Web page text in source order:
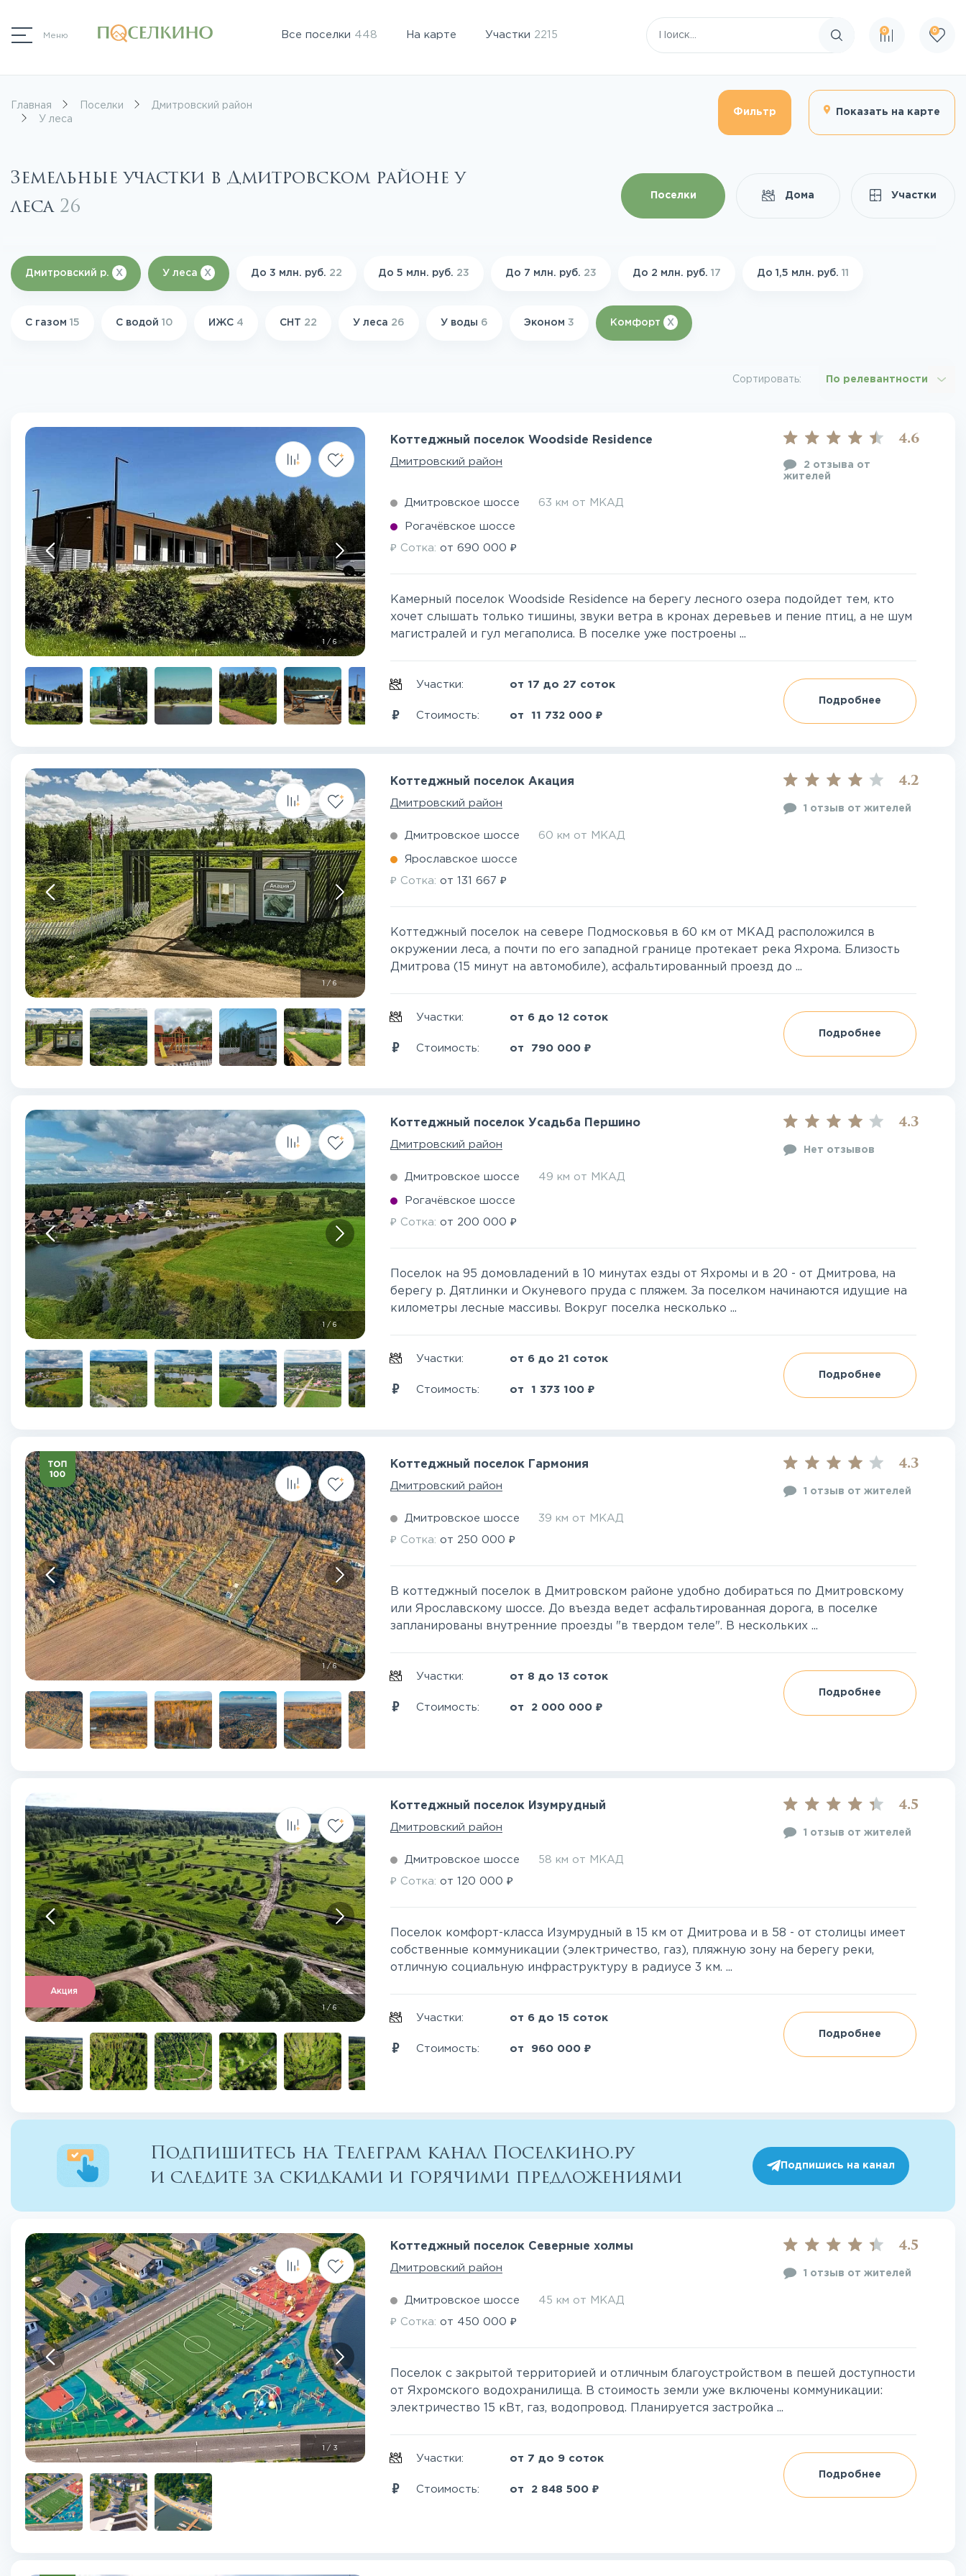
Меню Все поселки 448 На карте Участки 2215
Поиск по сайту
0 0
Главная Поселки
Дмитровский район
У леса
Фильтр Показать на карте
Земельные участки в Дмитровском районе у
леса 26 Поселки Дома Участки
Дмитровский р. X У леса X До 3 млн. руб. 22 До 5 млн. руб. 23 До 7 млн. руб. 23 До 2 млн. руб. 17 До 1,5 млн. руб. 11
С газом 15 С водой 10 ИЖС 4 СНТ 22 У леса 26 У воды 6 Эконом 3 Комфорт X
Сортировать: По релевантности
1 /6
Коттеджный поселок Woodside Residence
Дмитровский район
4.6
2 отзыва от
жителей
Дмитровское шоссе 63 км от МКАД
Рогачёвское шоссе
₽ Сотка:от690 000 ₽
Камерный поселок Woodside Residence на берегу лесного озера подойдет тем, кто
хочет слышать только тишины, звуки ветра в кронах деревьев и пение птиц, а не шум
магистралей и гул мегаполиса. В поселке уже построены ...
Участки: от 17 до 27 соток
Стоимость: от11 732 000 ₽
Подробнее
1 /6
Коттеджный поселок Акация
Дмитровский район
4.2
1 отзыв от жителей
Дмитровское шоссе 60 км от МКАД
Ярославское шоссе
₽ Сотка:от131 667 ₽
Коттеджный поселок на севере Подмосковья в 60 км от МКАД расположился в
окружении леса, а почти по его западной границе протекает река Яхрома. Близость
Дмитрова (15 минут на автомобиле), асфальтированный проезд до ...
Участки: от 6 до 12 соток
Стоимость: от 790 000 ₽
Подробнее
/6
Коттеджный поселок Усадьба Першино
Дмитровский район
4.3
Нет отзывов
Дмитровское шоссе 49 км от МКАД
Рогачёвское шоссе
₽ Сотка:от 200 000 ₽
Поселок на 95 домовладений в 10 минутах езды от Яхромы и в 20 - от Дмитрова, на
берегу р. Дятлинки и Окуневого пруда с пляжем. За поселком начинаются идущие на
километры лесные массивы. Вокруг поселка несколько ...
Участки: от 6 до 21 соток
Стоимость: от1 373 100 ₽
Подробнее
1/6
Коттеджный поселок Гармония
Дмитровский район
4.3
1 отзыв от жителей
Дмитровское шоссе 39 км от МКАД
₽ Сотка:от 250 000 ₽
В коттеджный поселок в Дмитровском районе удобно добираться по Дмитровскому
или Ярославскому шоссе. До въезда ведет асфальтированная дорога, в поселке
запланированы внутренние проезды "в твердом теле". В нескольких ...
Участки: от 8 до 13 соток
Стоимость: от 2 000 000 ₽
Подробнее
Акция
1/6
Коттеджный поселок Изумрудный
Дмитровский район
4.5
1 отзыв от жителей
Дмитровское шоссе 58 км от МКАД
₽ Сотка:от120 000 ₽
Поселок комфорт-класса Изумрудный в 15 км от Дмитрова и в 58 - от столицы имеет
собственные коммуникации (электричество, газ), пляжную зону на берегу реки,
отличную социальную инфраструктуру в радиусе 3 км. ...
Участки: от 6 до 15 соток
Стоимость: от 960 000 ₽
Подробнее
Подпишитесь на Телеграм канал Поселкино.ру
и следите за скидками и горячими предложениями
Подпишись на канал
/ 3
Коттеджный поселок Северные холмы
Дмитровский район
4.5
1 отзыв от жителей
Дмитровское шоссе 45 км от МКАД
₽ Сотка:от 450 000 ₽
Поселок с закрытой территорией и отличным благоустройством в пешей доступности
от Яхромского водохранилища. В стоимость земли уже включены коммуникации:
электричество 15 кВт, газ, водопровод. Планируется застройка ...
Участки: от 7 до 9 соток
Стоимость: от 2 848 500 ₽
Подробнее